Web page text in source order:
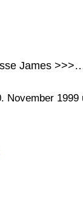
James
November